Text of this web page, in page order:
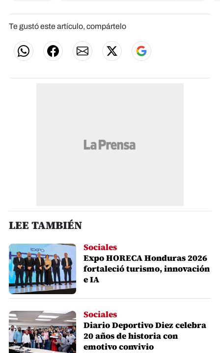
Te gustó este artículo, compártelo
LEE TAMBIÉN
Sociales
Expo HORECA Honduras 2026
fortaleció turismo, innovación
e IA
Sociales
Diario Deportivo Diez celebra
20 años de historia con
emotivo convivio